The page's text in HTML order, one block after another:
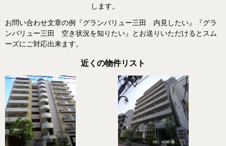
します。
お問い合わせ文章の例『グランバリュー三田 内見したい』『グラ
ンバリュー三田 空き状況を知りたい』とお送りいただけるとスム
ーズにご対応出来ます。
近くの物件リスト